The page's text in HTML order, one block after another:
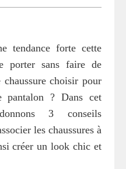
tendance forte cette
porter sans faire de
choisir pour
pantalon ? Dans cet
3 conseils
les chaussures à
créer un look chic et